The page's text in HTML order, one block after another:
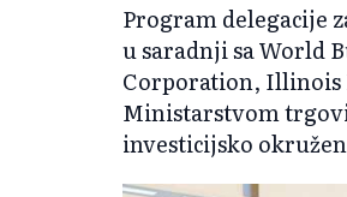
Program delegacije
u saradnji sa World
Corporation, Illinois
Ministarstvom
investicijsko